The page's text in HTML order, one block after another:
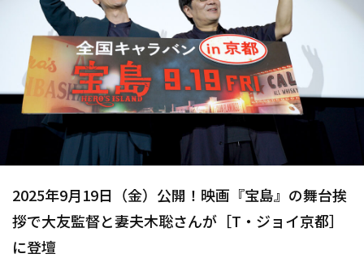
2025年9月19日（金）公開！映画『宝島』の舞台挨
拶で大友監督と妻夫木聡さんが［T・ジョイ京都］
に登壇